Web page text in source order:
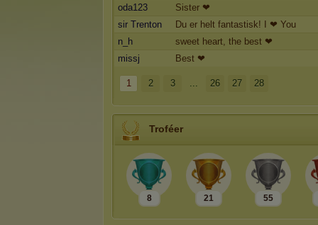
oda123
Sister ❤
sir Trenton
Du er helt fantastisk! I ❤ You
n_h
sweet heart, the best ❤
missj
Best ❤
1 2 3 ... 26 27 28
Troféer
8 21 55